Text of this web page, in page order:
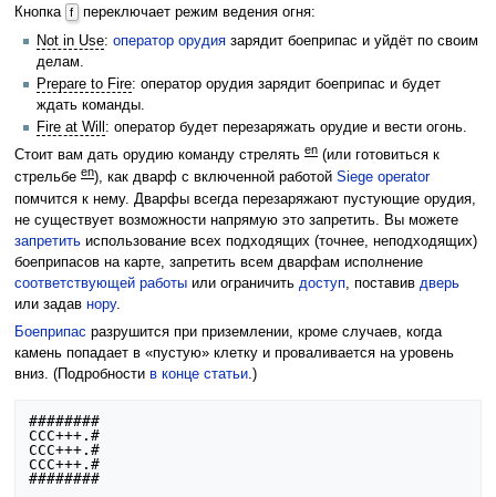
Кнопка f
переключает режим ведения огня:
Not in Use: оператор орудия зарядит боеприпас и уйдёт по своим
делам.
Prepare to Fire: оператор орудия зарядит боеприпас и будет
ждать команды.
Fire at Will : оператор будет перезаряжать орудие и вести огонь.
Стоит вам дать орудию команду стрелять en(или готовиться к
стрельбе en), как дварф с включенной работой Siege operator
помчится к нему. Дварфы всегда перезаряжают пустующие орудия,
не существует возможности напрямую это запретить. Вы можете
запретитьиспользование всех подходящих (точнее, неподходящих)
боеприпасов на карте, запретить всем дварфам исполнение
соответствующей работыили ограничить доступ, поставив дверь
или задав нору.
Боеприпас разрушится при приземлении, кроме случаев, когда
камень попадает в «пустую» клетку и проваливается на уровень
вниз. (Подробности в конце статьи.)
########
CCC+++.#
CCC+++.#
CCC+++.#